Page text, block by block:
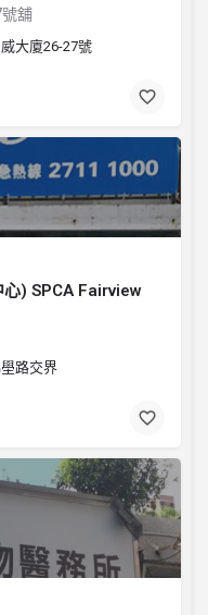
舖
大廈26-27號
) SPCA Fairview
路交界